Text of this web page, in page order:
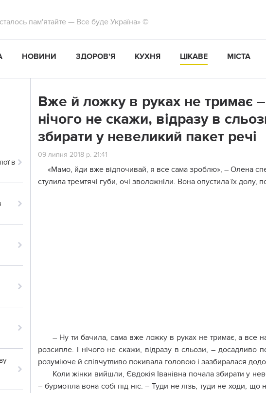
пам'ятайте — Все буде Україна» ©
НОВИНИ ЗДОРОВ'Я КУХНЯ ЦІКАВЕ МІСТА
в
Вже й ложку в руках не тримає –
нічого не скажи, відразу в
збирати у невеликий пакет речі
09 липня 2018 р. 21:41
«Мамо, йди вже відпочивай, я все сама зроблю», – Олена
стулила тремтячі губи, очі зволожніли. Вона опустила їх долу,
– Ну ти бачила, сама вже ложку в руках не тримає, а все
розсипле. І нічого не скажи, відразу в сльози, – досадливо
розуміюче й співчутливо покивала головою і зазбиралася
Коли жінки вийшли, Євдокія Іванівна почала збирати у
– бурмотіла вона собі під ніс. – Туди не лізь, туди не ходи,